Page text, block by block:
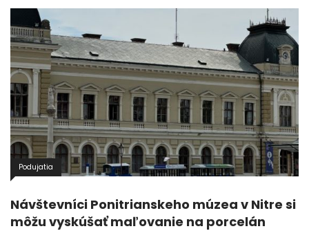
Podujatia
Návštevníci Ponitrianskeho múzea v Nitre si
môžu vyskúšať maľovanie na porcelán